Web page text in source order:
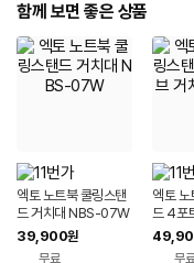
함께 보면 좋은 상품
엑토 노트북 쿨링스탠
드 거치대 NBS-07W
39,900원
무료
엑토 노
드 4포
NBS-
무료